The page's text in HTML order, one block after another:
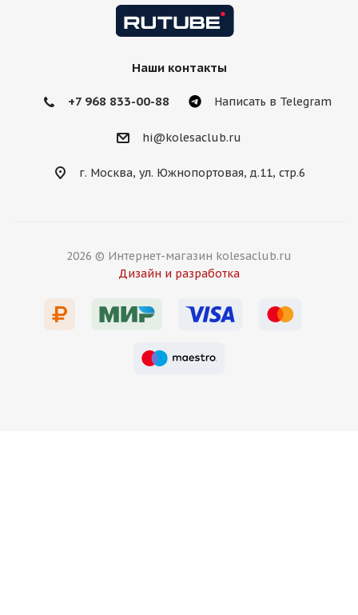
HMD 513 8,5j-19 5*114,3 ET38 d73,1 MB
Есть в наличии (16)
Наши контакты
+7 968 833-00-88 Написать в Telegram
hi@kolesaclub.ru
г. Москва, ул. Южнопортовая, д.11, стр.6
2026 © Интернет-магазин kolesaclub.ru
Дизайн и разработка